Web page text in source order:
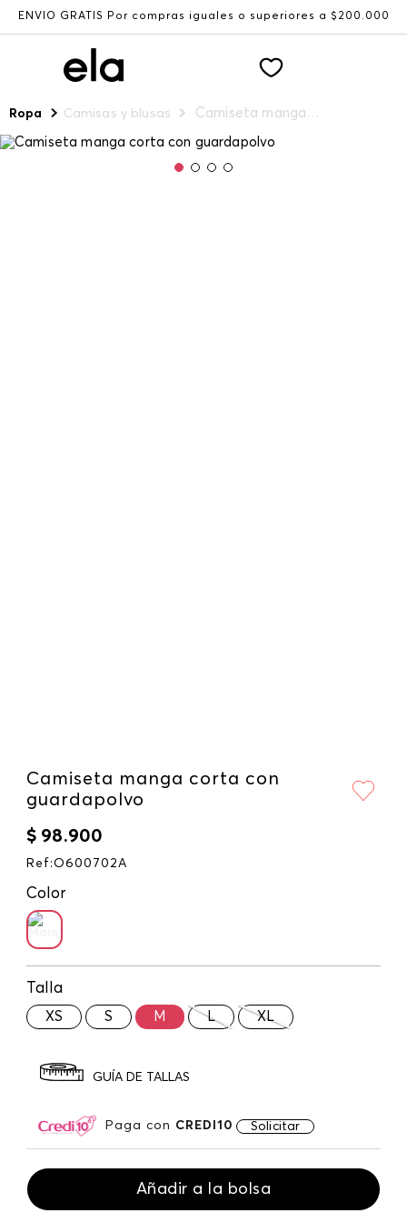
ENVÍO GRATIS Por compras iguales o superiores a $200.000
Ropa Camisas y blusas Camiseta manga corta con guardapolvo
Camiseta manga corta con
guardapolvo
$ 98.900
Ref :O600702A
Color
Talla
XS S M L XL
GUÍA DE TALLAS
Paga con CREDI10 Solicitar
Añadir a la bolsa